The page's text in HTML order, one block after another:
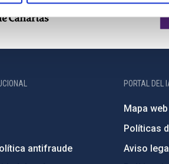
antifraude
PORTAL DEL
Mapa web
Políticas
Aviso